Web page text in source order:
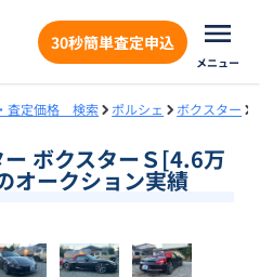
30秒簡単査定申込
メニュー
査定価格 検索 ポルシェ ボクスター
ボクスターＳ[4.6万
ークション実績
1/18